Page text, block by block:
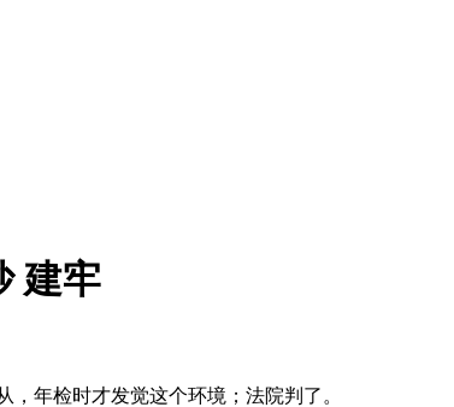
建牢
年检时才发觉这个环境；法院判了。